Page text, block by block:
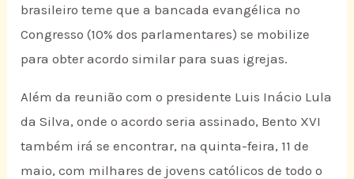
brasileiro teme que a bancada evangélica no
Congresso (10% dos parlamentares) se mobilize
para obter acordo similar para suas igrejas.
Além da reunião com o presidente Luis Inácio Lula
da Silva, onde o acordo seria assinado, Bento XVI
também irá se encontrar, na quinta-feira, 11 de
maio, com milhares de jovens católicos de todo o